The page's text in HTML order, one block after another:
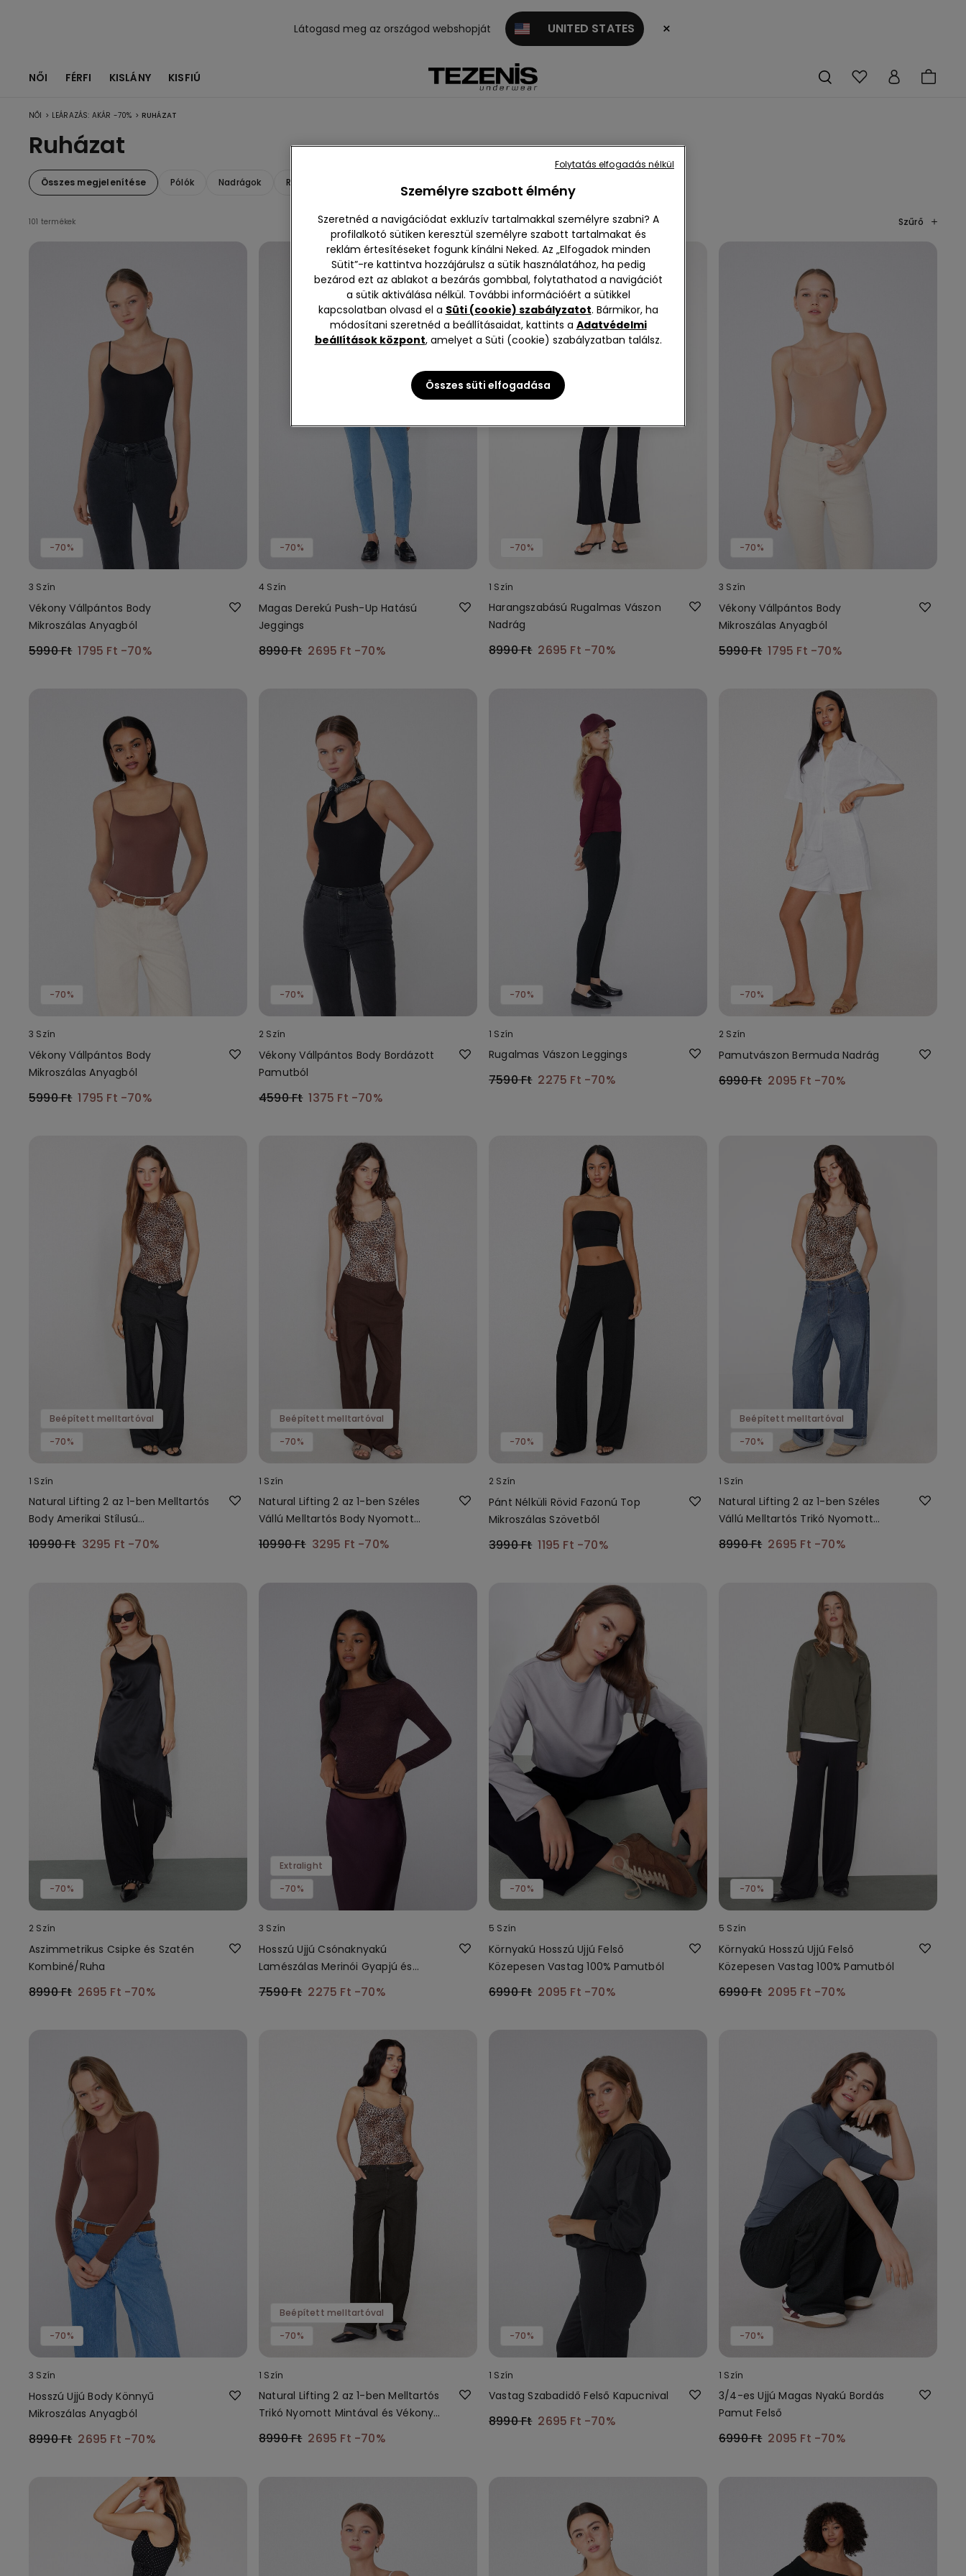
Látogasd meg az országod webshopját UNITED STATES ×
NŐI FÉRFI KISLÁNY KISFIÚ
NŐI > LEÁRAZÁS: AKÁR -70% > RUHÁZAT
Ruházat
Összes megjelenítése Pólók Nadrágok Ruhák és szoknyák
101 termékek Szűrő
-70%
3 Szín
Vékony Vállpántos Body
Mikroszálas Anyagból
5990 Ft 1795 Ft -70%
-70%
4 Szín
Magas Derekú Push-Up Hatású
Jeggings
8990 Ft 2695 Ft -70%
-70%
1 Szín
Harangszabású Rugalmas Vászon
Nadrág
8990 Ft 2695 Ft -70%
-70%
3 Szín
Vékony Vállpántos Body
Mikroszálas Anyagból
5990 Ft 1795 Ft -70%
-70%
3 Szín
Vékony Vállpántos Body
Mikroszálas Anyagból
5990 Ft 1795 Ft -70%
-70%
2 Szín
Vékony Vállpántos Body Bordázott
Pamutból
4590 Ft 1375 Ft -70%
-70%
1 Szín
Rugalmas Vászon Leggings
7590 Ft 2275 Ft -70%
-70%
2 Szín
Pamutvászon Bermuda Nadrág
6990 Ft 2095 Ft -70%
Beépített melltartóval
-70%
1 Szín
Natural Lifting 2 az 1-ben Melltartós
Body Amerikai Stílusú
10990 Ft 3295 Ft -70%
Beépített melltartóval
-70%
1 Szín
Natural Lifting 2 az 1-ben Széles
Vállú Melltartós Body Nyomott
10990 Ft 3295 Ft -70%
-70%
2 Szín
Pánt Nélküli Rövid Fazonú Top
Mikroszálas Szövetből
3990 Ft 1195 Ft -70%
Beépített melltartóval
-70%
1 Szín
Natural Lifting 2 az 1-ben Széles
Vállú Melltartós Trikó Nyomott
8990 Ft 2695 Ft -70%
-70%
2 Szín
Aszimmetrikus Csipke és Szatén
Kombiné/Ruha
8990 Ft 2695 Ft -70%
Extralight
-70%
3 Szín
Hosszú Ujjú Csónaknyakú
Lamészálas Merinói Gyapjú és
7590 Ft 2275 Ft -70%
-70%
5 Szín
Környakú Hosszú Ujjú Felső
Közepesen Vastag 100% Pamutból
6990 Ft 2095 Ft -70%
-70%
5 Szín
Környakú Hosszú Ujjú Felső
Közepesen Vastag 100% Pamutból
6990 Ft 2095 Ft -70%
-70%
3 Szín
Hosszú Ujjú Body Könnyű
Mikroszálas Anyagból
8990 Ft 2695 Ft -70%
Beépített melltartóval
-70%
1 Szín
Natural Lifting 2 az 1-ben Melltartós
Trikó Nyomott Mintával és Vékony
8990 Ft 2695 Ft -70%
-70%
1 Szín
Vastag Szabadidő Felső Kapucnival
8990 Ft 2695 Ft -70%
-70%
1 Szín
3/4-es Ujjú Magas Nyakú Bordás
Pamut Felső
6990 Ft 2095 Ft -70%
Személyre szabott élmény
Szeretnéd a navigációdat exkluzív tartalmakkal személyre szabni? A
profilalkotó sütiken keresztül személyre szabott tartalmakat és
reklám értesítéseket fogunk kínálni Neked. Az „Elfogadok minden
Sütit”-re kattintva hozzájárulsz a sütik használatához, ha pedig
bezárod ezt az ablakot a bezárás gombbal, folytathatod a navigációt
a sütik aktiválása nélkül. További információért a sütikkel
kapcsolatban olvasd el a Süti (cookie) szabályzatot. Bármikor, ha
módosítani szeretnéd a beállításaidat, kattints a Adatvédelmi
beállítások központ, amelyet a Süti (cookie) szabályzatban találsz.
Összes süti elfogadása
Folytatás elfogadás nélkül